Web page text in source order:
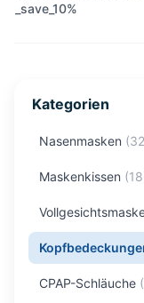
Kategorien
Nasenmasken (32
Maskenkissen (18
CPAP-Schläuche (
_save_10%